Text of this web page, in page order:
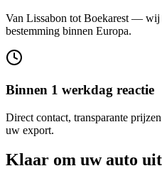
Van Lissabon tot Boekarest — wij
bestemming binnen Europa.
Binnen 1 werkdag reactie
Direct contact, transparante
uw export.
Klaar om uw auto